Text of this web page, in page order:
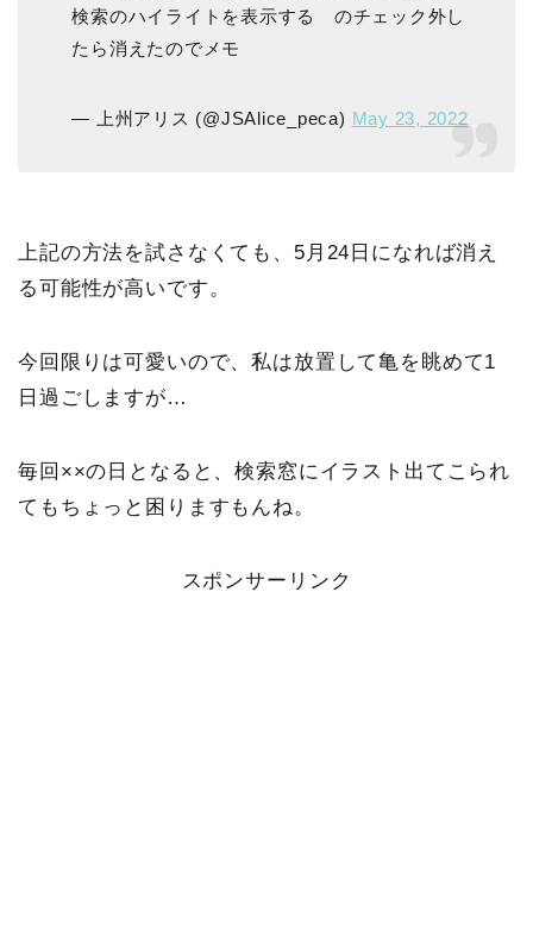
検索のハイライトを表示する のチェック外し
たら消えたのでメモ
— 上州アリス (@JSAlice_peca) May 23, 2022
上記の方法を試さなくても、5月24日になれば消え
る可能性が高いです。
今回限りは可愛いので、私は放置して亀を眺めて1
日過ごしますが…
毎回××の日となると、検索窓にイラスト出てこられ
てもちょっと困りますもんね。
スポンサーリンク